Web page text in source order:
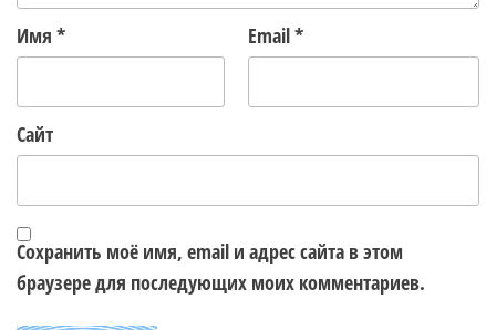
Имя * Email*
Сайт
Сохранить моё имя, email и адрес сайта в этом
браузере для последующих моих комментариев.